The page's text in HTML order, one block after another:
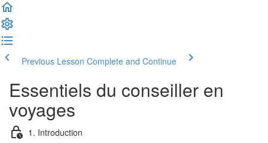
Previous Lesson Complete and Continue
Essentiels du conseiller en
voyages
1. Introduction